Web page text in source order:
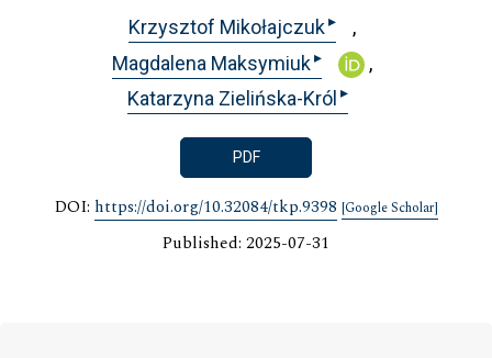
Krzysztof Mikołajczuk▸
Magdalena Maksymiuk▸
Katarzyna Zielińska-Król ▸
PDF
DOI: https://doi.org/10.32084/tkp.9398 [Google Scholar]
Published: 2025-07-31